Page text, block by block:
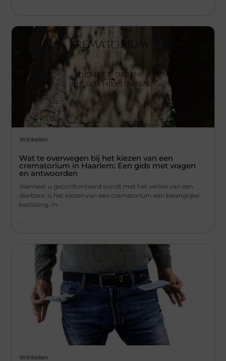
Winkelen
Wat te overwegen bij het kiezen van een
crematorium in Haarlem: Een gids met vragen
en antwoorden
Wanneer u geconfronteerd wordt met het verlies van een
dierbare, is het kiezen van een crematorium een belangrijke
beslissing. In
...
Winkelen